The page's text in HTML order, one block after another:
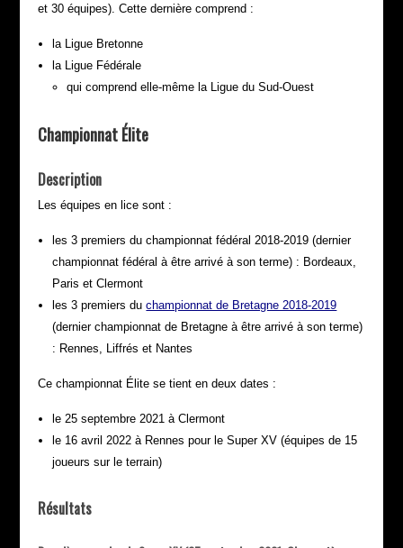
et 30 équipes). Cette dernière comprend :
la Ligue Bretonne
la Ligue Fédérale
qui comprend elle-même la Ligue du Sud-Ouest
Championnat Élite
Description
Les équipes en lice sont :
les 3 premiers du championnat fédéral 2018-2019 (dernier
championnat fédéral à être arrivé à son terme) : Bordeaux,
Paris et Clermont
les 3 premiers duchampionnat de Bretagne 2018-2019
(dernier championnat de Bretagne à être arrivé à son terme)
: Rennes, Liffrés et Nantes
Ce championnat Élite se tient en deux dates :
le 25 septembre 2021 à Clermont
le 16 avril 2022 à Rennes pour le Super XV (équipes de 15
joueurs sur le terrain)
Résultats